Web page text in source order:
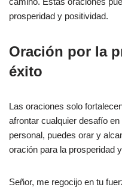
prosperidad y positividad.
Oración por la
éxito
Las oraciones solo
afrontar cualquier desafío
personal, puedes orar y
oración para la prosperidad
Señor, me regocijo en tu